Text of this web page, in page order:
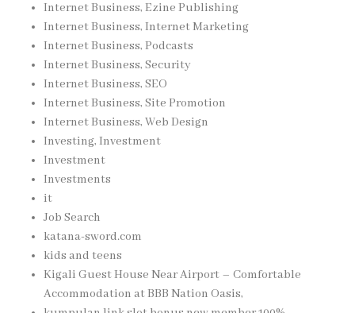
Internet Business, Ezine Publishing
Internet Business, Internet Marketing
Internet Business, Podcasts
Internet Business, Security
Internet Business, SEO
Internet Business, Site Promotion
Internet Business, Web Design
Investing, Investment
Investment
Investments
it
Job Search
katana-sword.com
kids and teens
Kigali Guest House Near Airport – Comfortable
Accommodation at BBB Nation Oasis,